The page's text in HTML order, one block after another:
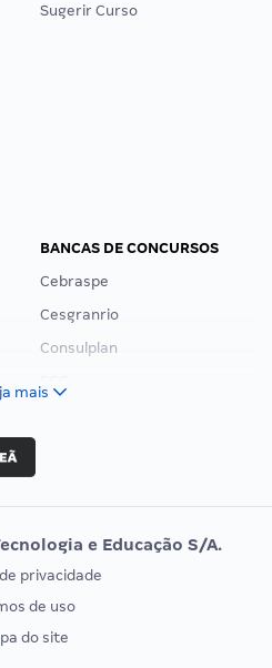
Sugerir Curso
BANCAS DE CONCURSOS
Cebraspe
Cesgranrio
Consulplan
Vunesp
EXAME DE ORDEM
mais
e Educação S/A.
privacidade
de uso
do site